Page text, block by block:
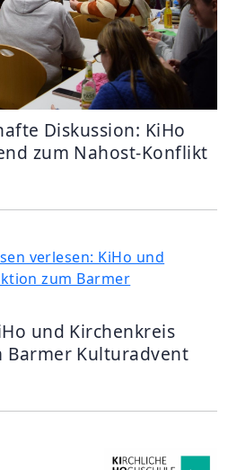
Diskussion: KiHo
zum Nahost-Konflikt
und Kirchenkreis
Barmer Kulturadvent